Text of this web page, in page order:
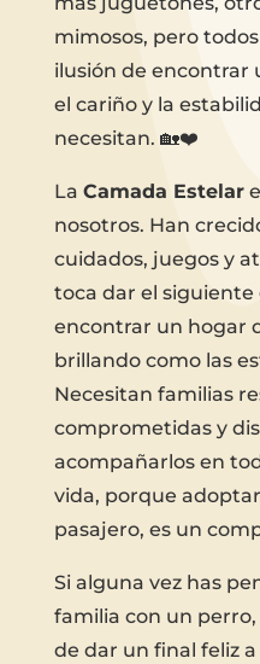
mimosos, pero
ilusión de encontrar
el cariño y la
necesitan. 🏡❤️
La Camada Estelar
nosotros. Han
cuidados, juegos y
toca dar el siguiente
encontrar un hogar
brillando como las
Necesitan familias
comprometidas y
acompañarlos en
vida, porque
pasajero, es un
Si alguna vez has
familia con un
de dar un final feliz